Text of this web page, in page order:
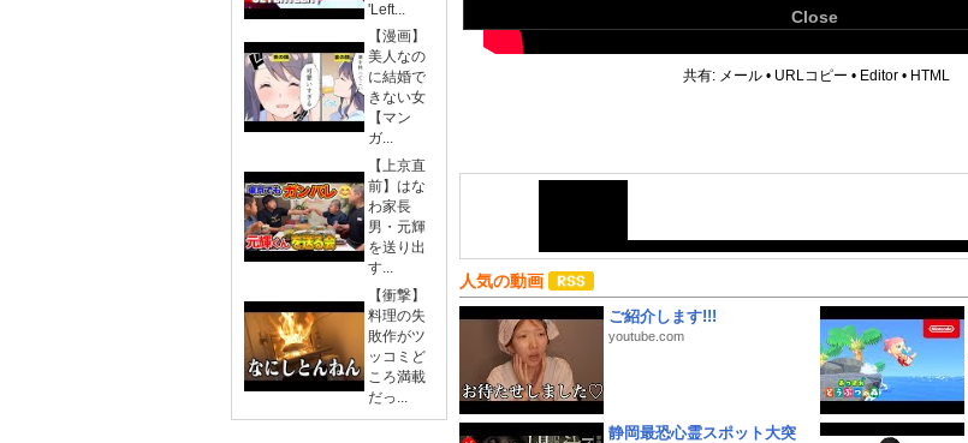
'Left...
【漫画】
美人なの
に結婚で
きない女
【マン
ガ...
【上京直
前】はな
わ家長
男・元輝
を送り出
す...
【衝撃】
料理の失
敗作がツ
ッコミど
ころ満載
だっ...
Close
共有: メール • URLコピー • Editor • HTML
人気の動画
ご紹介します!!!
youtube.com
静岡最恐心霊スポット大突